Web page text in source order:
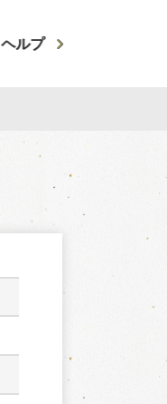
ヘルプ